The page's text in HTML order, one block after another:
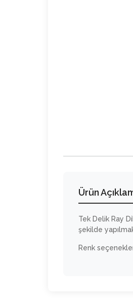
Ürün
Tek Delik Ray
şekilde
Renk